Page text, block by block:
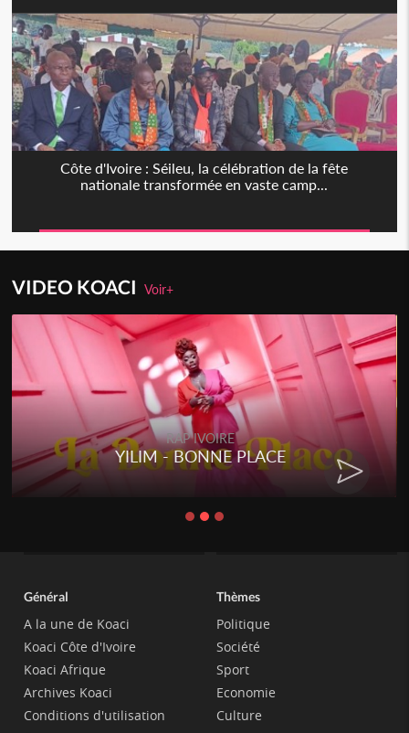
Côte d'Ivoire : Séileu, la célébration de la fête
nationale transformée en vaste camp...
VIDEO KOACIVoir+
RAP IVOIRE
YILIM - BONNE PLACE
Général
A la une de Koaci
Koaci Côte d'Ivoire
Koaci Afrique
Archives Koaci
Conditions d'utilisation
Thèmes
Politique
Société
Sport
Economie
Culture